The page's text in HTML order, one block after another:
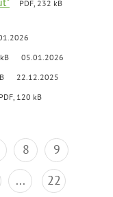
PDF, 232 kB
05.01.2026
22.12.2025
PDF, 120 kB
8
9
... 22